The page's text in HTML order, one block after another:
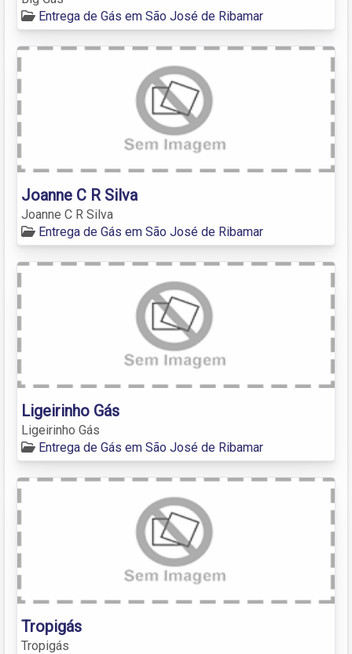
Entrega de Gás em São José de Ribamar
Joanne C R Silva
Joanne C R Silva
Entrega de Gás em São José de Ribamar
Ligeirinho Gás
Ligeirinho Gás
Entrega de Gás em São José de Ribamar
Tropigás
Tropigás